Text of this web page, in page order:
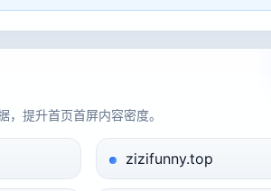
，提升首页首屏内容密度。
zizifunny.top